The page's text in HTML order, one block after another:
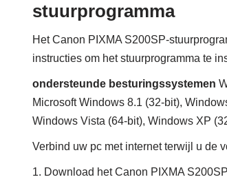
stuurprogramma
Het Canon PIXMA S200SP-
instructies om het stuurprogramma te
ondersteunde besturingssystemen
Microsoft Windows 8.1 (32-bit),
Windows Vista (64-bit), Windows XP
Verbind uw pc met internet terwijl u de
1. Download het Canon PIXMA